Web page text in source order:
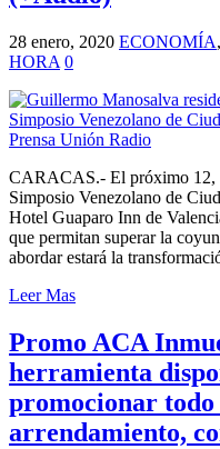
28 enero, 2020 ECONOMÍA,
HORA 0
CARACAS.- El próximo 12,
Simposio Venezolano de
Hotel Guaparo Inn de
que permitan superar la
abordar estará la
Leer Mas
Promo ACA
herramienta
promocionar
arrendamiento,